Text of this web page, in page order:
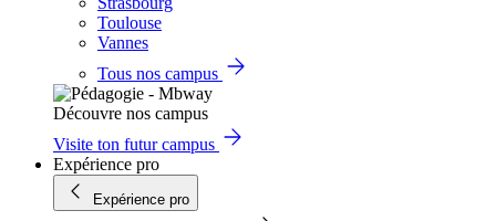
Toulouse
Vannes
Tous nos campus
Découvre nos campus
Visite ton futur campus
Expérience pro
Expérience pro